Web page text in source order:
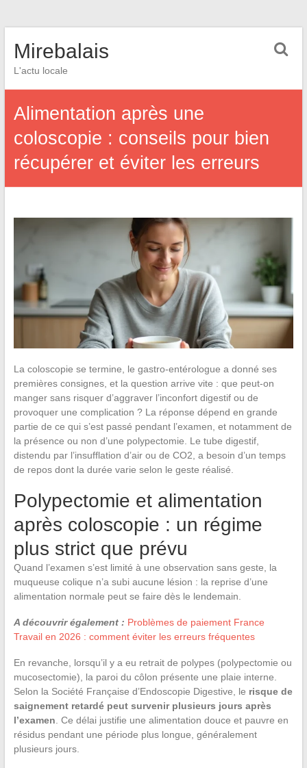
Mirebalais
L'actu locale
Alimentation après une
coloscopie : conseils pour bien
récupérer et éviter les erreurs
La coloscopie se termine, le gastro-entérologue a donné ses
premières consignes, et la question arrive vite : que peut-on
manger sans risquer d’aggraver l’inconfort digestif ou de
provoquer une complication ? La réponse dépend en grande
partie de ce qui s’est passé pendant l’examen, et notamment de
la présence ou non d’une polypectomie. Le tube digestif,
distendu par l’insufflation d’air ou de CO2, a besoin d’un temps
de repos dont la durée varie selon le geste réalisé.
Polypectomie et alimentation
après coloscopie : un régime
plus strict que prévu
Quand l’examen s’est limité à une observation sans geste, la
muqueuse colique n’a subi aucune lésion : la reprise d’une
alimentation normale peut se faire dès le lendemain.
A découvrir également : Problèmes de paiement France
Travail en 2026 : comment éviter les erreurs fréquentes
En revanche, lorsqu’il y a eu retrait de polypes (polypectomie ou
mucosectomie), la paroi du côlon présente une plaie interne.
Selon la Société Française d’Endoscopie Digestive, le risque de
saignement retardé peut survenir plusieurs jours après
l’examen . Ce délai justifie une alimentation douce et pauvre en
résidus pendant une période plus longue, généralement
plusieurs jours.